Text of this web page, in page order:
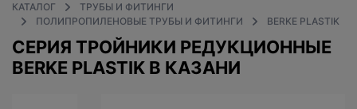
КАТАЛОГ
ТРУБЫ И ФИТИНГИ
ПОЛИПРОПИЛЕНОВЫЕ ТРУБЫ И ФИТИНГИ
BERKE PLASTIK
СЕРИЯ ТРОЙНИКИ РЕДУКЦИОННЫЕ
BERKE PLASTIK В КАЗАНИ